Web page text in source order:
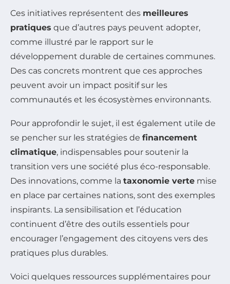
Ces initiatives représentent des meilleures
pratiques que d’autres pays peuvent adopter,
comme illustré par le rapport sur le
développement durable de certaines communes.
Des cas concrets montrent que ces approches
peuvent avoir un impact positif sur les
communautés et les écosystèmes environnants.
Pour approfondir le sujet, il est également utile de
se pencher sur les stratégies de financement
climatique, indispensables pour soutenir la
transition vers une société plus éco-responsable.
Des innovations, comme la taxonomie verte mise
en place par certaines nations, sont des exemples
inspirants. La sensibilisation et l’éducation
continuent d’être des outils essentiels pour
encourager l’engagement des citoyens vers des
pratiques plus durables.
Voici quelques ressources supplémentaires pour